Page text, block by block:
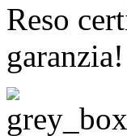
Reso
garanzia!